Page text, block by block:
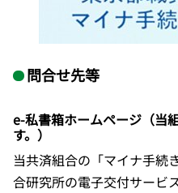
問合せ先等
e-私書箱ホームページ（当
す。）
当共済組合の「マイナ手続
合研究所の電子交付サービ